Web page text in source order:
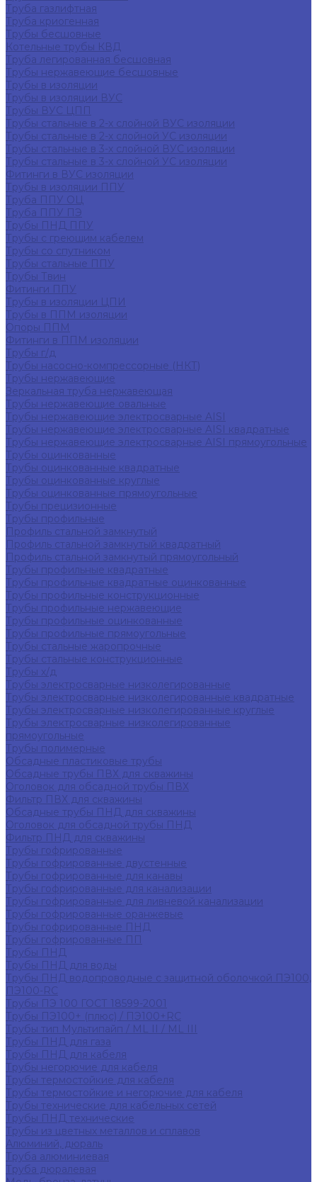
Труба газлифтная
Труба криогенная
Трубы бесшовные
Котельные трубы КВД
Труба легированная бесшовная
Трубы нержавеющие бесшовные
Трубы в изоляции
Трубы в изоляции ВУС
Трубы ВУС ЦПП
Трубы стальные в 2-х слойной ВУС изоляции
Трубы стальные в 2-х слойной УС изоляции
Трубы стальные в 3-х слойной ВУС изоляции
Трубы стальные в 3-х слойной УС изоляции
Фитинги в ВУС изоляции
Трубы в изоляции ППУ
Труба ППУ ОЦ
Труба ППУ ПЭ
Трубы ПНД ППУ
Трубы с греющим кабелем
Трубы со спутником
Трубы стальные ППУ
Трубы Твин
Фитинги ППУ
Трубы в изоляции ЦПИ
Трубы в ППМ изоляции
Опоры ППМ
Фитинги в ППМ изоляции
Трубы г/д
Трубы насосно-компрессорные (НКТ)
Трубы нержавеющие
Зеркальная труба нержавеющая
Трубы нержавеющие овальные
Трубы нержавеющие электросварные AISI
Трубы нержавеющие электросварные AISI квадратные
Трубы нержавеющие электросварные AISI прямоугольные
Трубы оцинкованные
Трубы оцинкованные квадратные
Трубы оцинкованные круглые
Трубы оцинкованные прямоугольные
Трубы прецизионные
Трубы профильные
Профиль стальной замкнутый
Профиль стальной замкнутый квадратный
Профиль стальной замкнутый прямоугольный
Трубы профильные квадратные
Трубы профильные квадратные оцинкованные
Трубы профильные конструкционные
Трубы профильные нержавеющие
Трубы профильные оцинкованные
Трубы профильные прямоугольные
Трубы стальные жаропрочные
Трубы стальные конструкционные
Трубы х/д
Трубы электросварные низколегированные
Трубы электросварные низколегированные квадратные
Трубы электросварные низколегированные круглые
Трубы электросварные низколегированные
прямоугольные
Трубы полимерные
Обсадные пластиковые трубы
Обсадные трубы ПВХ для скважины
Оголовок для обсадной трубы ПВХ
Фильтр ПВХ для скважины
Обсадные трубы ПНД для скважины
Оголовок для обсадной трубы ПНД
Фильтр ПНД для скважины
Трубы гофрированные
Трубы гофрированные двустенные
Трубы гофрированные для канавы
Трубы гофрированные для канализации
Трубы гофрированные для ливневой канализации
Трубы гофрированные оранжевые
Трубы гофрированные ПНД
Трубы гофрированные ПП
Трубы ПНД
Трубы ПНД для воды
Трубы ПНД водопроводные с защитной оболочкой ПЭ100,
ПЭ100-RC
Трубы ПЭ 100 ГОСТ 18599-2001
Трубы ПЭ100+ (плюс) / ПЭ100+RC
Трубы тип Мультипайп / ML II / ML III
Трубы ПНД для газа
Трубы ПНД для кабеля
Трубы негорючие для кабеля
Трубы термостойкие для кабеля
Трубы термостойкие и негорючие для кабеля
Трубы технические для кабельных сетей
Трубы ПНД технические
Трубы из цветных металлов и сплавов
Алюминий, дюраль
Труба алюминиевая
Труба дюралевая